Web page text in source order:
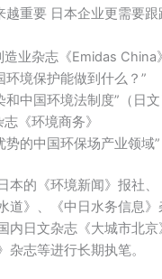
越重要 日本企业更需要
业杂志《Emidas China
环境保护能做到什么？”
中国环境法制度”（日文
《环境商务》
的中国环保场产业领域”
本的《环境新闻》报社
道》、《中日水务信息》
内日文杂志《大城市北
杂志等进行长期执笔。